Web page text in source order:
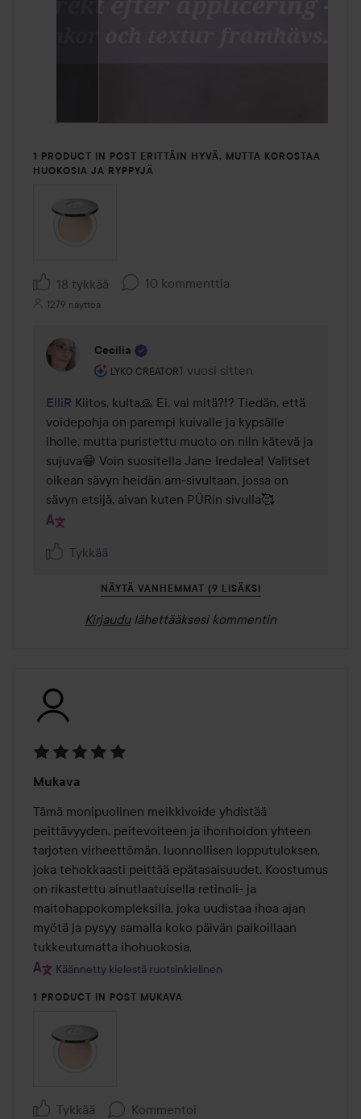
1 PRODUCT IN POST ERITTÄIN HYVÄ, MUTTA KOROSTAA
HUOKOSIA JA RYPPYJÄ
18 tykkää 10 kommenttia
1279 näyttöä
Cecilia
LYKO CREATOR
Käyttäjän rooli: Lyko Creator.
1 vuosi sitten
Kommentti lisättiin 1 vuosi
ElliR Kiitos, kulta🙏 Ei, vai mitä?!? Tiedän, että
voidepohja on parempi kuivalle ja kypsälle
iholle, mutta puristettu muoto on niin kätevä ja
sujuva😁 Voin suositella Jane Iredalea! Valitset
oikean sävyn heidän am-sivultaan, jossa on
sävyn etsijä, aivan kuten PÜRin sivulla🥰
Tykkää
NÄYTÄ VANHEMMAT (9 LISÄKSI
Kirjaudu lähettääksesi kommentin
5
/
5
Mukava
Tämä monipuolinen meikkivoide yhdistää
peittävyyden, peitevoiteen ja ihonhoidon yhteen
tarjoten virheettömän, luonnollisen lopputuloksen,
joka tehokkaasti peittää epätasaisuudet. Koostumus
on rikastettu ainutlaatuisella retinoli- ja
maitohappokompleksilla, joka uudistaa ihoa ajan
myötä ja pysyy samalla koko päivän paikoillaan
tukkeutumatta ihohuokosia.
Käännetty kielestä ruotsinkielinen
1 PRODUCT IN POST MUKAVA
Tykkää Kommentoi